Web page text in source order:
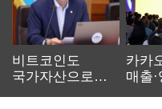
비트코인도
국가자산으로…'
카카
매출